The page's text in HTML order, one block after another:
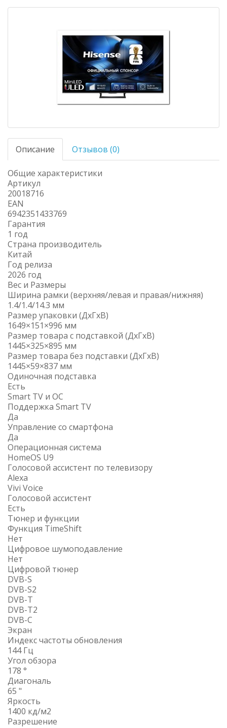
Описание Отзывов (0)
Общие характеристики
Артикул
20018716
EAN
6942351433769
Гарантия
1 год
Страна производитель
Китай
Год релиза
2026 год
Вес и Размеры
Ширина рамки (верхняя/левая и правая/нижняя)
1.4/1.4/14.3 мм
Размер упаковки (ДxГxВ)
1649×151×996 мм
Размер товара с подставкой (ДxГxВ)
1445×325×895 мм
Размер товара без подставки (ДxГxВ)
1445×59×837 мм
Одиночная подставка
Есть
Smart TV и ОС
Поддержка Smart TV
Да
Управление со смартфона
Да
Операционная система
HomeOS U9
Голосовой ассистент по телевизору
Alexa
Vivi Voice
Голосовой ассистент
Есть
Тюнер и функции
Функция TimeShift
Нет
Цифровое шумоподавление
Нет
Цифровой тюнер
DVB-S
DVB-S2
DVB-T
DVB-T2
DVB-С
Экран
Индекс частоты обновления
144 Гц
Угол обзора
178 °
Диагональ
65 "
Яркость
1400 кд/м2
Разрешение